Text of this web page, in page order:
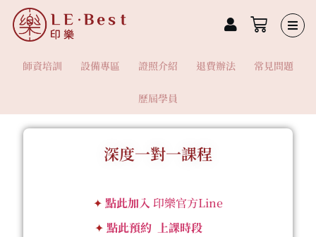
師資培訓 設備專區 證照介紹 退費辦法 常見問題
歷屆學員
深度一對一課程
✦ 點此加入 印樂官方Line
✦ 點此預約 上課時段